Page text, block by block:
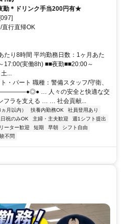
勤＊ドリンク手当200円有★
行直帰OK
たり8時間 平均勤務日数：1ヶ月あた
17:00(実働8h) ■■夜勤■■20:00～
...
・パート 職種：警備スタッフ/守衛、
… 人々の安全と快適な交
ラを支える … … 社会貢献...
月以内） 扶養内勤務OK
社員登用あり
日祝のみOK 主婦・主夫歓迎
週1シフト提出
ーター歓迎 短期 早朝
シフト自由
不問